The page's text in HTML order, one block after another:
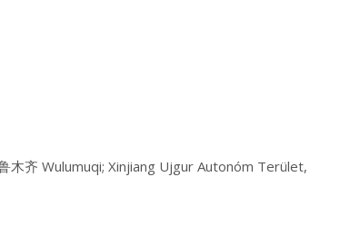
木齐 Wulumuqi; Xinjiang Ujgur Autonóm Terület,